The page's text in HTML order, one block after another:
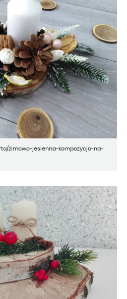
zimowo-jesienna-kompozycja-na-